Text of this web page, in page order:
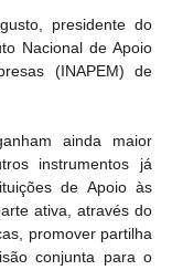
presidente do
Nacional de Apoio
(INAPEM) de
ainda maior
instrumentos já
de Apoio às
ativa, através do
promover partilha
conjunta para o